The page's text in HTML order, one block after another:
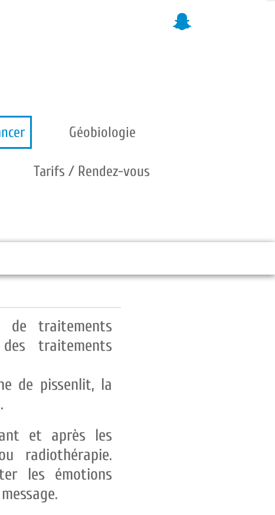
Géobiologie
Tarifs / Rendez-vous
de traitements
traitements
de pissenlit, la
et après les
radiothérapie.
les émotions